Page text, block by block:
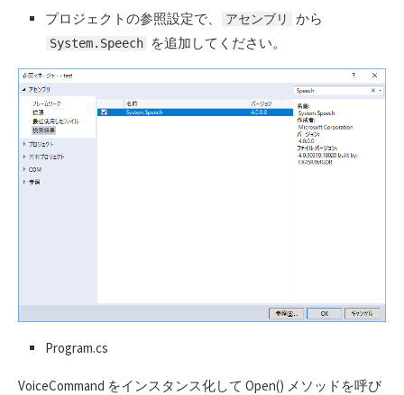
プロジェクトの参照設定で、 アセンブリ から
System.Speech を追加してください。
Program.cs
VoiceCommand をインスタンス化して Open() メソッドを呼び